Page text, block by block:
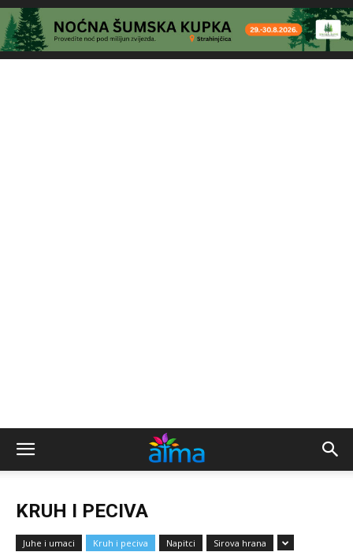
KRUH I PECIVA
Juhe i umaci Kruh i peciva Napitci Sirova hrana